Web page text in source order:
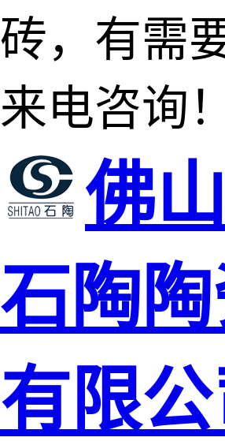
砖，有需
来电咨询！
佛
石陶
有限